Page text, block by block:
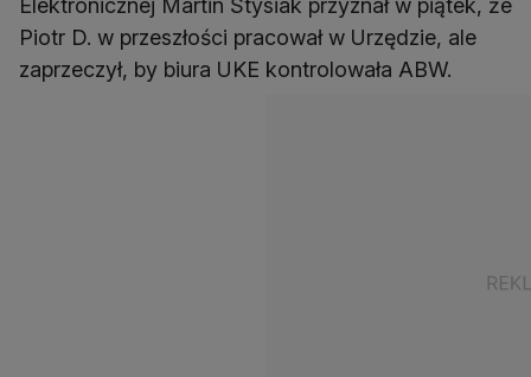
Elektronicznej Martin Stysiak przyznał w piątek, że
Piotr D. w przeszłości pracował w Urzędzie, ale
zaprzeczył, by biura UKE kontrolowała ABW.